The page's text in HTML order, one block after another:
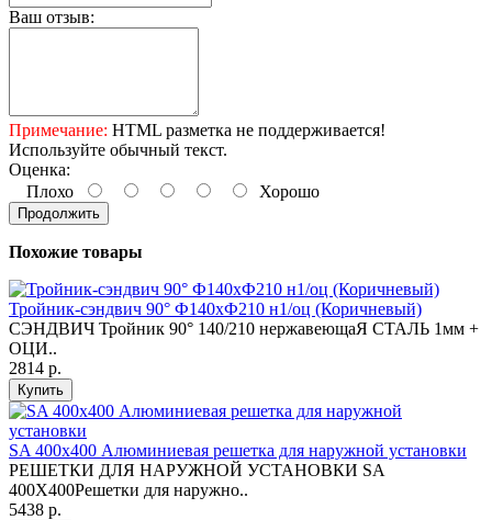
Ваш отзыв:
Примечание: HTML разметка не поддерживается!
Используйте обычный текст.
Оценка:
Плохо
Хорошо
Продолжить
Похожие товары
Тройник-сэндвич 90° Ф140хФ210 н1/оц (Коричневый)
СЭНДВИЧ Тройник 90° 140/210 нержавеющаЯ СТАЛЬ 1мм +
ОЦИ..
2814 р.
Купить
SA 400x400 Алюминиевая решетка для наружной установки
РЕШЕТКИ ДЛЯ НАРУЖНОЙ УСТАНОВКИ SA
400X400Решетки для наружно..
5438 р.